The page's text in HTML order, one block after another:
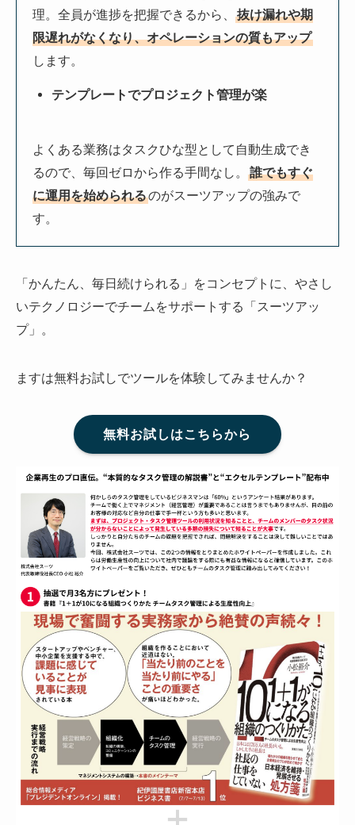
理。全員が進捗を把握できるから、抜け漏れや期
限遅れがなくなり、オペレーションの質もアップ
します。
テンプレートでプロジェクト管理が楽
よくある業務はタスクひな型として自動生成でき
るので、毎回ゼロから作る手間なし。誰でもすぐ
に運用を始められるのがスーツアップの強みで
す。
「かんたん、毎日続けられる」をコンセプトに、やさし
いテクノロジーでチームをサポートする「スーツアッ
プ」。
ますは無料お試しでツールを体験してみませんか？
無料お試しはこちらから